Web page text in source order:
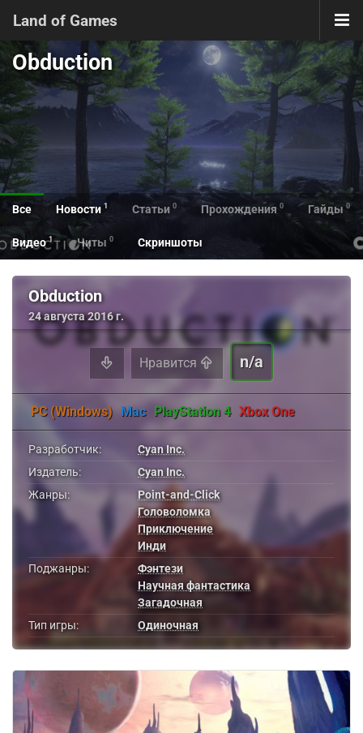
Land of Games
Obduction
Все Новости 1 Статьи 0 Прохождения 0 Гайды 0
Видео 1 Читы 0 Скриншоты
Obduction
24 августа 2016 г.
Нравится n/a
PC (Windows) Mac PlayStation 4 Xbox One
Разработчик:
Cyan Inc.
Издатель:
Cyan Inc.
Жанры:
Point-and-Click
Головоломка
Приключение
Инди
Поджанры:
Фэнтези
Научная фантастика
Загадочная
Тип игры:
Одиночная